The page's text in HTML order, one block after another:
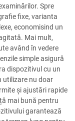
Spre
fixe, varianta
economisind un
Mai mult,
având în vedere
simple asigură
dispozitivul cu un
utilizare nu doar
și ajustări rapide
mai bună pentru
garantează